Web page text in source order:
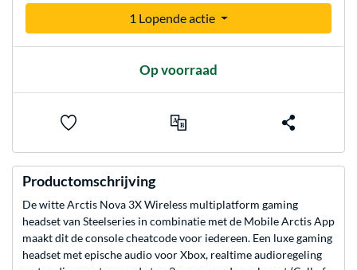
1 Lopende actie
Op voorraad
Productomschrijving
De witte Arctis Nova 3X Wireless multiplatform gaming
headset van Steelseries in combinatie met de Mobile Arctis App
maakt dit de console cheatcode voor iedereen. Een luxe gaming
headset met epische audio voor Xbox, realtime audioregeling